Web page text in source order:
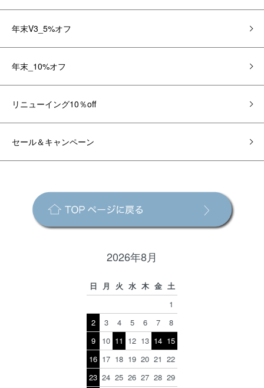
年末V3_5%オフ
年末_10%オフ
リニューイング10％off
セール＆キャンペーン
2026年8月
日 月 火 水 木 金 土
1
2
3 4 5 6 7
8
9
10 11 12 13 14 15
16 17 18 19 20 21 22
23 24 25 26 27 28 29